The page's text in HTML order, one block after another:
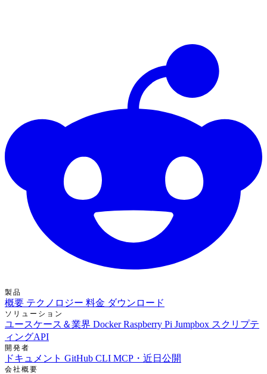
製品
概要 テクノロジー 料金 ダウンロード
ソリューション
ユースケース＆業界 DockerRaspberry Pi Jumpbox スクリプテ
ィングAPI
開発者
ドキュメント GitHub CLI MCP・近日公開
会社概要